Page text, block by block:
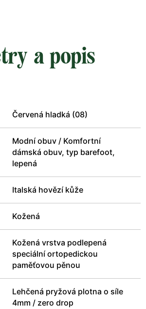
a popis
Červená hladká (08)
Modní obuv / Komfortní
dámská obuv, typ barefoot,
lepená
Italská hovězí kůže
Kožená
Kožená vrstva podlepená
speciální ortopedickou
paměťovou pěnou
Lehčená pryžová plotna o síle
4mm / zero drop